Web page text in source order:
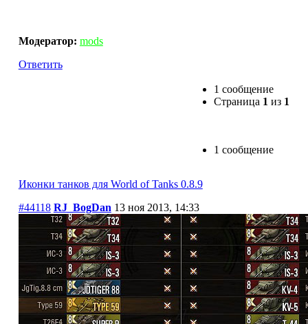
Модератор: mods
1 сообщение
Страница 1 из 1
1 сообщение
Ответить
Иконки танков для World of Tanks 0.8.9
#44118 RJ_BogDan 13 ноя 2013, 14:33